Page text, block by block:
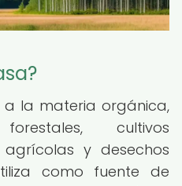
a la materia orgánica,
cultivos
agrícolas y desechos
como fuente de